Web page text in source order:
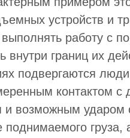
устройств и
выполнять работу с
внутри границ их
подвергаются
контактом с
и возможным
груза,